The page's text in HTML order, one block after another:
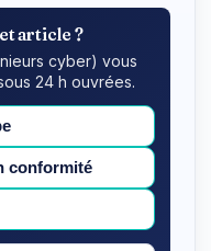
article ?
cyber) vous
24 h ouvrées.
conformité